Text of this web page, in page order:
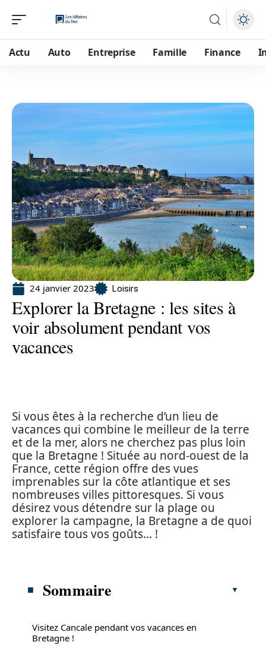
Actu Auto Entreprise Famille Finance
24 janvier 2023 Loisirs
Explorer la Bretagne : les sites à
voir absolument pendant vos
vacances
Si vous êtes à la recherche d’un lieu de
vacances qui combine le meilleur de la terre
et de la mer, alors ne cherchez pas plus loin
que la Bretagne ! Située au nord-ouest de la
France, cette région offre des vues
imprenables sur la côte atlantique et ses
nombreuses villes pittoresques. Si vous
désirez vous détendre sur la plage ou
explorer la campagne, la Bretagne a de quoi
satisfaire tous vos goûts… !
Sommaire
Visitez Cancale pendant vos vacances en
Bretagne !